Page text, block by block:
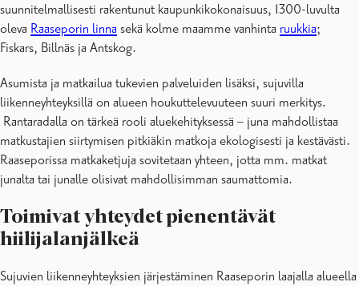
suunnitelmallisesti rakentunut kaupunkikokonaisuus, 1300-luvulta
oleva Raaseporin linna sekä kolme maamme vanhinta ruukkia;
Fiskars, Billnäs ja Antskog.
Asumista ja matkailua tukevien palveluiden lisäksi, sujuvilla
liikenneyhteyksillä on alueen houkuttelevuuteen suuri merkitys.
Rantaradalla on tärkeä rooli aluekehityksessä – juna mahdollistaa
matkustajien siirtymisen pitkiäkin matkoja ekologisesti ja kestävästi.
Raaseporissa matkaketjuja sovitetaan yhteen, jotta mm. matkat
junalta tai junalle olisivat mahdollisimman saumattomia.
Toimivat yhteydet pienentävät
hiilijalanjälkeä
Sujuvien liikenneyhteyksien järjestäminen Raaseporin laajalla alueella